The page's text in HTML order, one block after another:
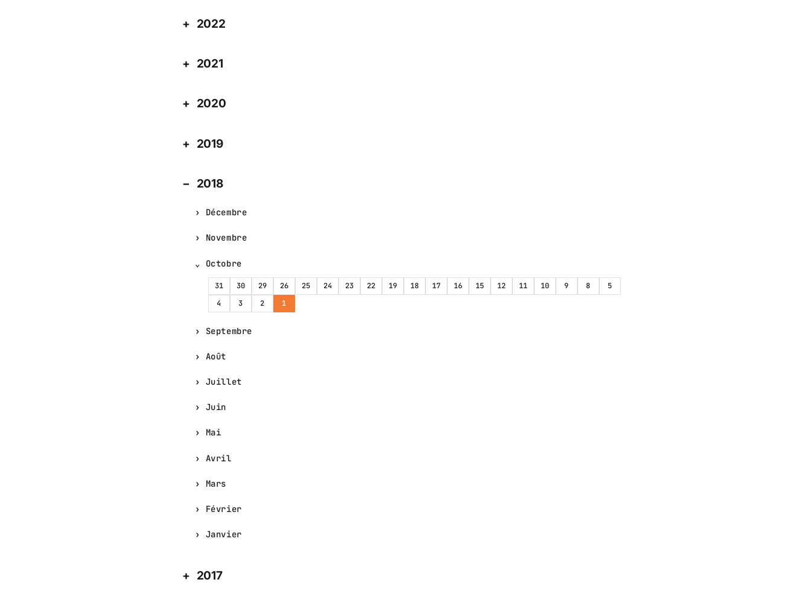
2022
2021
2020
2019
2018
Décembre
Novembre
Octobre
31 30 29 26 25 24 23 22 19 18 17 16 15 12 11 10 9 8
5
4
3 2 1
Septembre
Août
Juillet
Juin
Mai
Avril
Mars
Février
Janvier
2017